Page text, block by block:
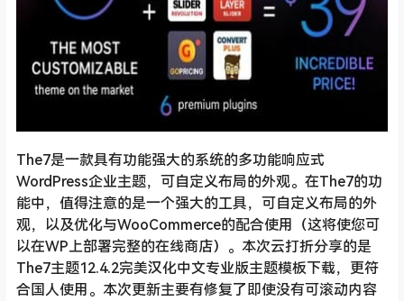
The7是一款具有功能强大的系统的多功能响应式
WordPress企业主题，可自定义布局的外观。在The7的功
能中，值得注意的是一个强大的工具，可自定义布局的外
观，以及优化与WooCommerce的配合使用（这将使您可
以在WP上部署完整的在线商店）。本次云打折分享的是
The7主题12.4.2完美汉化中文专业版主题模板下载，更符
合国人使用。本次更新主要有修复了即使没有可滚动内容